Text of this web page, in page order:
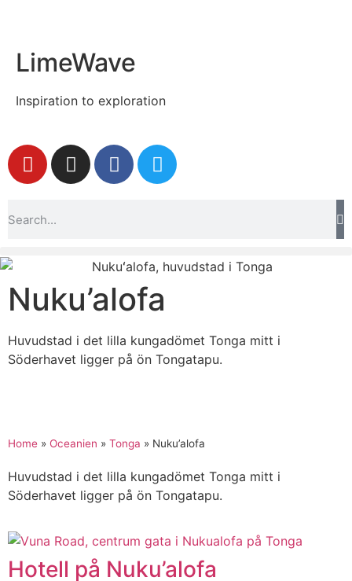
LimeWave
Inspiration to exploration
Nuku’alofa
Huvudstad i det lilla kungadömet Tonga mitt i
Söderhavet ligger på ön Tongatapu.
Home » Oceanien » Tonga » Nuku’alofa
Huvudstad i det lilla kungadömet Tonga mitt i
Söderhavet ligger på ön Tongatapu.
Hotell på Nuku’alofa